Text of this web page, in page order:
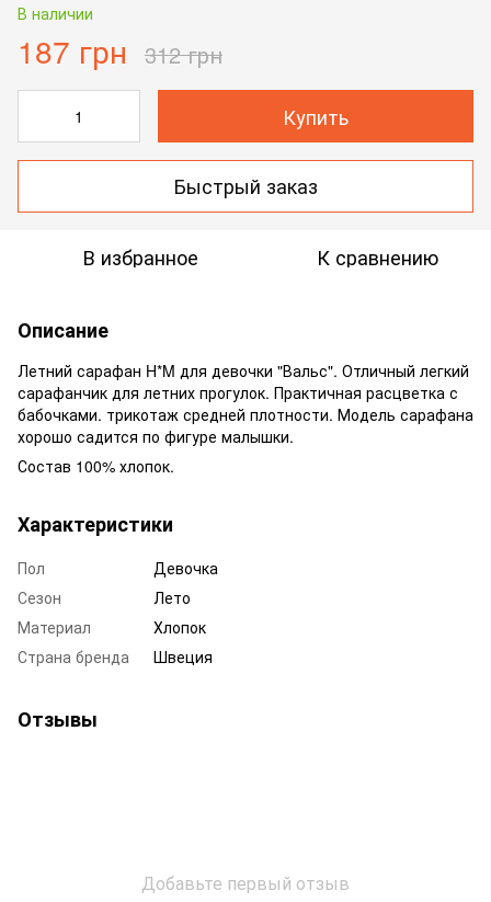
В наличии
187 грн 312 грн
Купить
Быстрый заказ
В избранное К сравнению
Описание
Летний сарафан H*M для девочки "Вальс". Отличный легкий
сарафанчик для летних прогулок. Практичная расцветка с
бабочками. трикотаж средней плотности. Модель сарафана
хорошо садится по фигуре малышки.
Состав 100% хлопок.
Характеристики
Пол
Девочка
Сезон
Лето
Материал
Хлопок
Страна бренда
Швеция
Отзывы
Добавьте первый отзыв